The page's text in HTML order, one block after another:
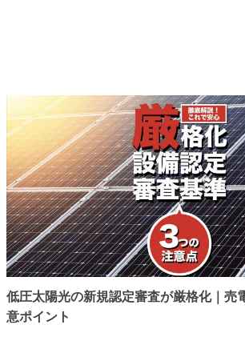
低圧太陽光の新規認定審査が厳格化｜売
意ポイント